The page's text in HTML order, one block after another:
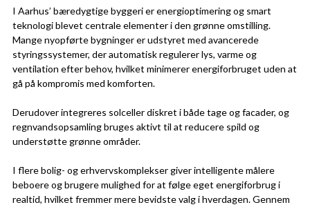
I Aarhus’ bæredygtige byggeri er energioptimering og smart
teknologi blevet centrale elementer i den grønne omstilling.
Mange nyopførte bygninger er udstyret med avancerede
styringssystemer, der automatisk regulerer lys, varme og
ventilation efter behov, hvilket minimerer energiforbruget uden at
gå på kompromis med komforten.
Derudover integreres solceller diskret i både tage og facader, og
regnvandsopsamling bruges aktivt til at reducere spild og
understøtte grønne områder.
I flere bolig- og erhvervskomplekser giver intelligente målere
beboere og brugere mulighed for at følge eget energiforbrug i
realtid, hvilket fremmer mere bevidste valg i hverdagen. Gennem